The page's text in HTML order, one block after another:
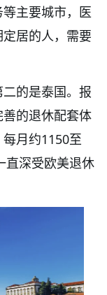
主要城市，医
居的人，需要
的是泰国。报
的退休配套体
月约1150至
直深受欧美退休